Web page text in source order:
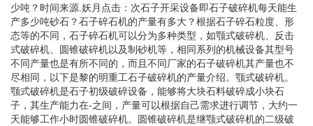
少吨？时间来源.妖月点击：次石子开采设备即石子破碎机每天能生
产多少吨砂石？石子碎石机的产量有多大？根据石子碎石粒度、形
态等的不同，石子碎石机可以分为多种类型，如颚式破碎机、反击
式破碎机、圆锥破碎机以及制砂机等，相同系列的机械设备其型号
不同产量也是有所不同的，而且不同厂家的石子破碎机其产量也不
尽相同，以下是黎的明重工石子破碎机的产量介绍。颚式破碎机。
颚式破碎机是石子初级破碎设备，能够将大块石料破碎成小块石
子，其生产能力在-之间，产量可以根据自己需求进行调节，大约一
天能够工作小时圆锥破碎机。圆锥破碎机是继颚式破碎机的二级破